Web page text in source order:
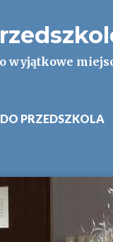
wyjątkowe
PRZEDSZKOLA